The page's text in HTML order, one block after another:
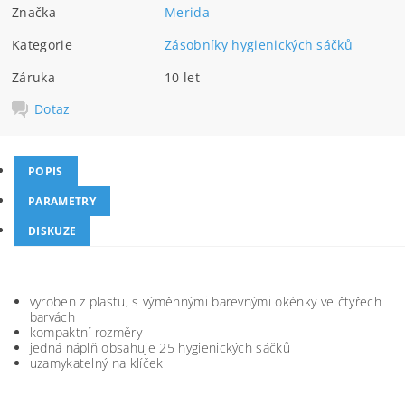
Značka
Merida
Kategorie
Zásobníky hygienických sáčků
Záruka
10 let
Dotaz
POPIS
PARAMETRY
DISKUZE
vyroben z plastu, s výměnnými barevnými okénky ve čtyřech
barvách
kompaktní rozměry
jedná náplň obsahuje 25 hygienických sáčků
uzamykatelný na klíček